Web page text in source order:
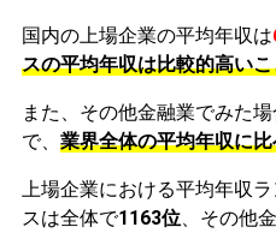
国内の上場企業の平均年収は
スの平均年収は比較的高い
また、その他金融業でみた
で、 業界全体の平均年収に
上場企業における平均年収
スは全体で1163位、その他